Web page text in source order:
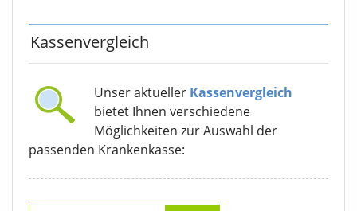
Kassenvergleich
Unser aktueller Kassenvergleich
bietet Ihnen verschiedene
Möglichkeiten zur Auswahl der
passenden Krankenkasse: